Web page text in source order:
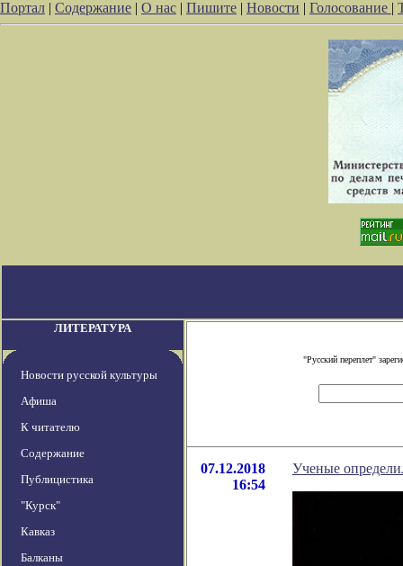
Портал | Содержание | О нас | Пишите | Новости | Голосование |
ЛИТЕРАТУРА
Новости русской культуры
Афиша
К читателю
Содержание
Публицистика
"Курск"
Кавказ
Балканы
"Русский переплет"
07.12.2018
16:54
Ученые